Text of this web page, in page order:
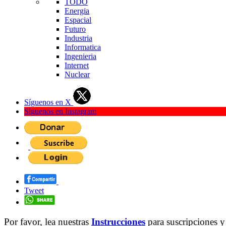
Energia
Espacial
Futuro
Industria
Informatica
Ingenieria
Internet
Nuclear
Síguenos en X
Síguenos en Instagram
Tweet
Por favor, lea nuestras Instrucciones para suscripciones